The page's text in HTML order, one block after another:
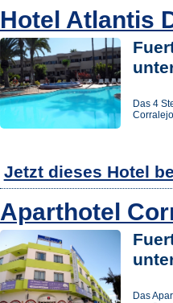
Hotel Atlantis
Das 4
Jetzt dieses Hotel
Aparthotel
Das